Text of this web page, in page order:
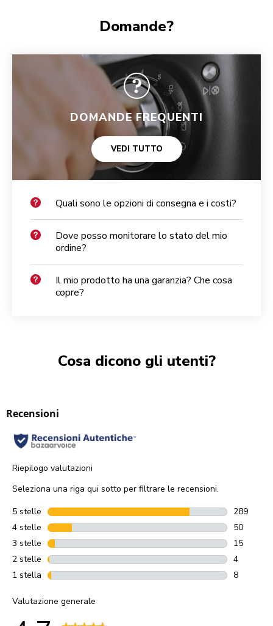
Domande?
DOMANDE FREQUENTI
VEDI TUTTO
Quali sono le opzioni di consegna e i costi?
Dove posso monitorare lo stato del mio
ordine?
Il mio prodotto ha una garanzia? Che cosa
copre?
Cosa dicono gli utenti?